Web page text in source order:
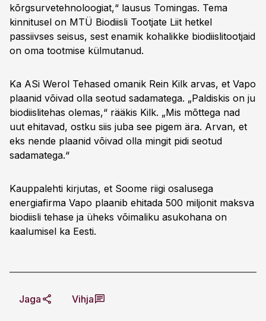
kõrgsurvetehnoloogiat,“ lausus Tomingas. Tema
kinnitusel on MTÜ Biodiisli Tootjate Liit hetkel
passiivses seisus, sest enamik kohalikke biodiislitootjaid
on oma tootmise külmutanud.
Ka ASi Werol Tehased omanik Rein Kilk arvas, et Vapo
plaanid võivad olla seotud sadamatega. „Paldiskis on ju
biodiislitehas olemas,“ rääkis Kilk. „Mis mõttega nad
uut ehitavad, ostku siis juba see pigem ära. Arvan, et
eks nende plaanid võivad olla mingit pidi seotud
sadamatega.“
Kauppalehti kirjutas, et Soome riigi osalusega
energiafirma Vapo plaanib ehitada 500 miljonit maksva
biodiisli tehase ja üheks võimaliku asukohana on
kaalumisel ka Eesti.
Jaga Vihja